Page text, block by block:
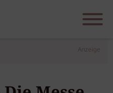
Anzeige